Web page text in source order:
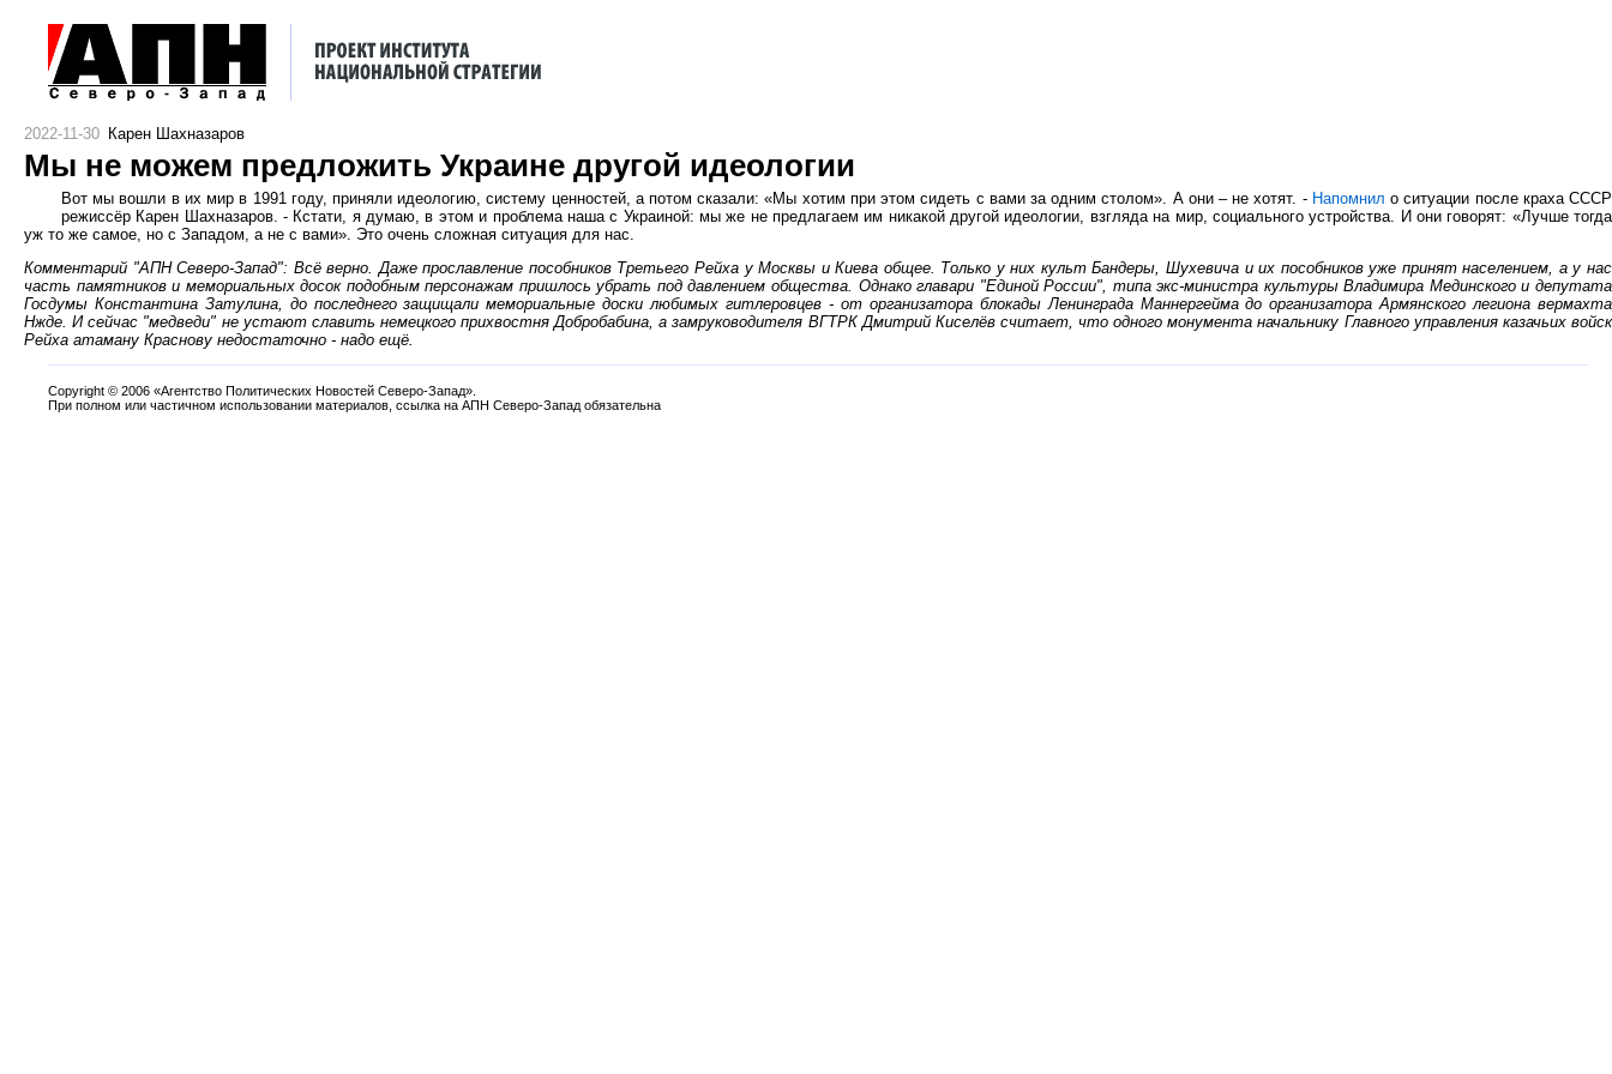
2022-11-30 Карен Шахназаров
Мы не можем предложить Украине другой идеологии
Вот мы вошли в их мир в 1991 году, приняли идеологию, систему ценностей, а потом сказали: «Мы хотим при этом сидеть с вами за одним столом». А они – не хотят. - Напомнил о ситуации после краха СССР
режиссёр Карен Шахназаров. - Кстати, я думаю, в этом и проблема наша с Украиной: мы же не предлагаем им никакой другой идеологии, взгляда на мир, социального устройства. И они говорят: «Лучше тогда
уж то же самое, но с Западом, а не с вами». Это очень сложная ситуация для нас.
Комментарий "АПН Северо-Запад": Всё верно. Даже прославление пособников Третьего Рейха у Москвы и Киева общее. Только у них культ Бандеры, Шухевича и их пособников уже принят населением, а у нас
часть памятников и мемориальных досок подобным персонажам пришлось убрать под давлением общества. Однако главари "Единой России", типа экс-министра культуры Владимира Мединского и депутата
Госдумы Константина Затулина, до последнего защищали мемориальные доски любимых гитлеровцев - от организатора блокады Ленинграда Маннергейма до организатора Армянского легиона вермахта
Нжде. И сейчас "медведи" не устают славить немецкого прихвостня Добробабина, а замруководителя ВГТРК Дмитрий Киселёв считает, что одного монумента начальнику Главного управления казачьих войск
Рейха атаману Краснову недостаточно - надо ещё.
Copyright © 2006 «Агентство Политических Новостей Северо-Запад».
При полном или частичном использовании материалов, ссылка на АПН Северо-Запад обязательна